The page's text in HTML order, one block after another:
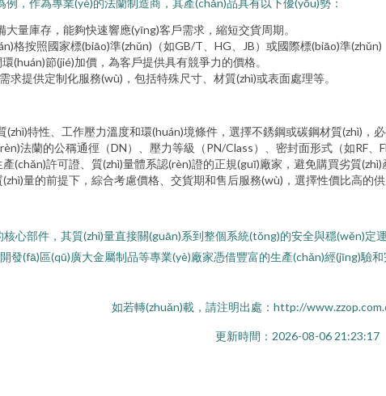
，作為專業(yè)的法蘭制造商，其產(chǎn)品具有以下優(yōu)勢：
大量庫存，能夠快速響應(yīng)客戶需求，縮短交貨周期。
格按照國家標(biāo)準(zhǔn)（如GB/T、HG、JB）或國際標(biāo)準
(huán)節(jié)加價，為客戶提供具有競爭力的價格。
求提供定制化服務(wù)，包括特殊尺寸、材質(zhì)或表面處理等。
(zhì)特性、工作壓力溫度和環(huán)境條件，選擇不銹鋼或碳鋼材質(zhì)，
法蘭的公稱通徑（DN）、壓力等級（PN/Class）、密封面形式（如RF、
產(chǎn)許可證、質(zhì)量體系認(rèn)證的正規(guī)廠家，避免購買劣質(zhì)
(zhì)量的前提下，綜合考慮價格、交貨期和售后服務(wù)，選擇性價比高的供
心部件，其質(zhì)量直接關(guān)系到整個系統(tǒng)的安全與穩(wěn)
發(fā)區(qū)廣大金屬制品等專業(yè)廠家憑借豐富的生產(chǎn)經(jīng)驗
如若轉(zhuǎn)載，請注明出處：http://
更新時間：2026-08-06 21:23:17